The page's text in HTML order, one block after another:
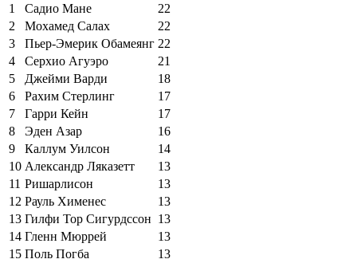
1
Садио Мане
22
2
Мохамед Салах
22
3
Пьер-Эмерик Обамеянг 22
4
Серхио Агуэро
21
5
Джейми Варди
18
6
Рахим Стерлинг
17
7
Гарри Кейн
17
8
Эден Азар
16
9
Каллум Уилсон
14
10 Александр Ляказетт
13
11 Ришарлисон
13
12 Рауль Хименес
13
13 Гилфи Тор Сигурдссон 13
14 Гленн Мюррей
13
15 Поль Погба 13